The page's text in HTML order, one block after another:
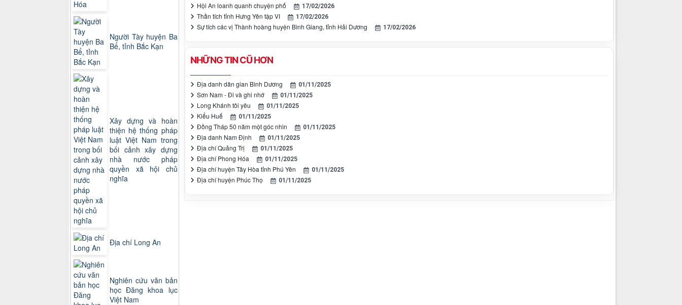
Hội An loanh quanh chuyện phố 17/02/2026
Thần tích tỉnh Hưng Yên tập VI 17/02/2026
Sự tích các vị Thành hoàng huyện Bình Giang, tỉnh Hải Dương 17/02/2026
NHỮNG TIN CŨ HƠN
Địa danh dân gian Bình Dương 01/11/2025
Sơn Nam - Đi và ghi nhớ 01/11/2025
Long Khánh tôi yêu 01/11/2025
Kiểu Huế 01/11/2025
Đồng Tháp 50 năm một góc nhìn 01/11/2025
Địa danh Nam Định 01/11/2025
Địa chí Quảng Trị 01/11/2025
Địa chí Phong Hóa 01/11/2025
Địa chí huyện Tây Hòa tỉnh Phú Yên 01/11/2025
Địa chí huyện Phúc Thọ 01/11/2025
Người Tày huyện Ba
Bể, tỉnh Bắc Kạn
Xây dựng và hoàn
thiện hệ thống pháp
luật Việt Nam trong
bối cảnh xây dựng
nhà nước pháp
quyền xã hội chủ
nghĩa
Địa chí Long An
Nghiên cứu văn bản
học Đăng khoa lục
Việt Nam